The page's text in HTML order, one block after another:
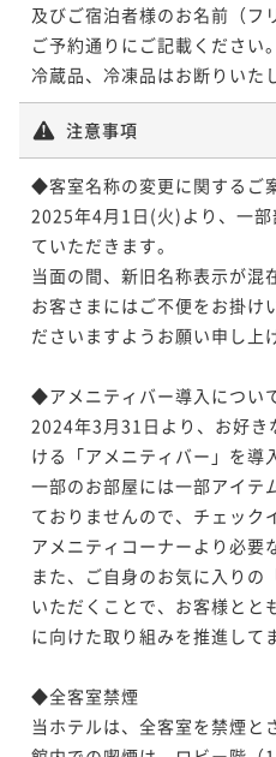
及びご宿泊者様のお名前（フ
ご予約通りにご記載ください
冷蔵品、冷凍品はお断りいた
注意事項
◆客室名称の変更に関するご
2025年4月1日(火)より、一
ていただきます。
当面の間、新旧名称表示が混
お客さまにはご不便をお掛け
ださいますようお願い申し上
◆アメニティバー導入につい
2024年3月31日より、お好き
ける「アメニティバー」を導
一部のお部屋には一部アイテ
ておりませんので、チェック
アメニティコーナーより必要
また、ご自身のお気に入りの
いただくことで、お客様とと
に向けた取り組みを推進して
◆全客室禁煙
当ホテルは、全客室を禁煙と